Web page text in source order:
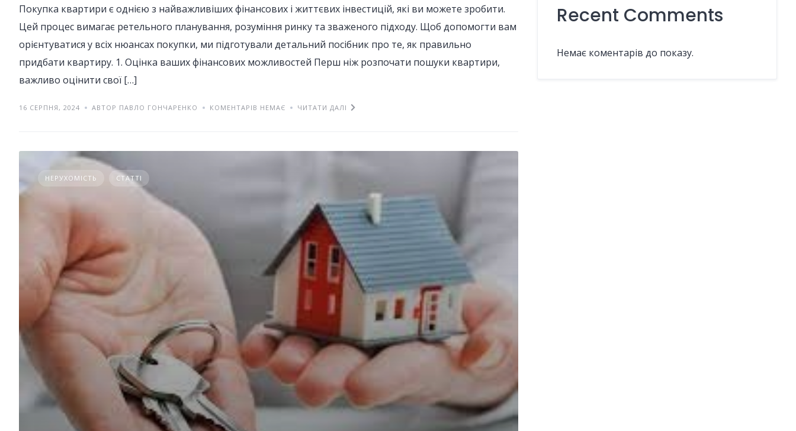
Покупка квартири є однією з найважливіших фінансових і життєвих інвестицій, які ви можете зробити.
Цей процес вимагає ретельного планування, розуміння ринку та зваженого підходу. Щоб допомогти вам
орієнтуватися у всіх нюансах покупки, ми підготували детальний посібник про те, як правильно
придбати квартиру. 1. Оцінка ваших фінансових можливостей Перш ніж розпочати пошуки квартири,
важливо оцінити свої […]
16 СЕРПНЯ, 2024 АВТОР ПАВЛО ГОНЧАРЕНКО КОМЕНТАРІВ НЕМАЄ ЧИТАТИ ДАЛІ
НЕРУХОМІСТЬ СТАТТІ
Recent Comments
Немає коментарів до показу.